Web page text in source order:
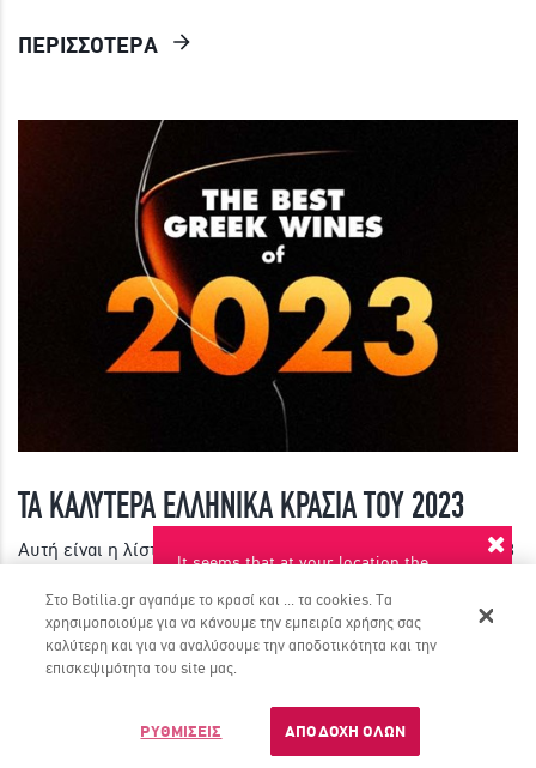
It seems that at your location the
want to switch to this language?
Dont ask again
ΠΕΡΙΣΣΟΤΕΡΑ
ΤΑ ΚΑΛΥΤΕΡΑ ΕΛΛΗΝΙΚΑ ΚΡΑΣΙΑ ΤΟΥ 2023
Αυτή είναι η λίστα με τα Καλύτερα Ελληνικά Κρασιά του 2023
ΠΕΡΙΣΣΟΤΕΡΑ
Στο Botilia.gr αγαπάμε το κρασί και ... τα cookies. Τα
χρησιμοποιούμε για να κάνουμε την εμπειρία χρήσης σας
καλύτερη και για να αναλύσουμε την αποδοτικότητα και την
επισκεψιμότητα του site μας.
ΡΥΘΜΙΣΕΙΣ ΑΠΟΔΟΧΗ ΟΛΩΝ